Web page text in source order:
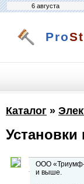
6 августа
Pro
Каталог »
ООО «Триумф-
и выше.